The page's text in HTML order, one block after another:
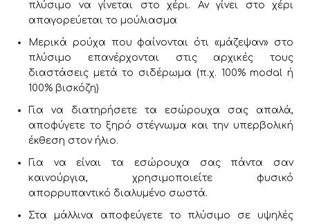
πλύσιμο να γίνεται στο χέρι. Αν γίνει στο χέρι
απαγορεύεται το μούλιασμα
Μερικά ρούχα που φαίνονται ότι «μάζεψαν» στο
πλύσιμο επανέρχονται στις αρχικές τους
διαστάσεις μετά το σιδέρωμα (π.χ. 100% modal ή
100% βισκόζη)
Για να διατηρήσετε τα εσώρουχα σας απαλά,
αποφύγετε το ξηρό στέγνωμα και την υπερβολική
έκθεση στον ήλιο.
Για να είναι τα εσώρουχα σας πάντα σαν
καινούργια, χρησιμοποιείτε φυσικό
απορρυπαντικό διαλυμένο σωστά.
Στα μάλλινα αποφεύγετε το πλύσιμο σε υψηλές